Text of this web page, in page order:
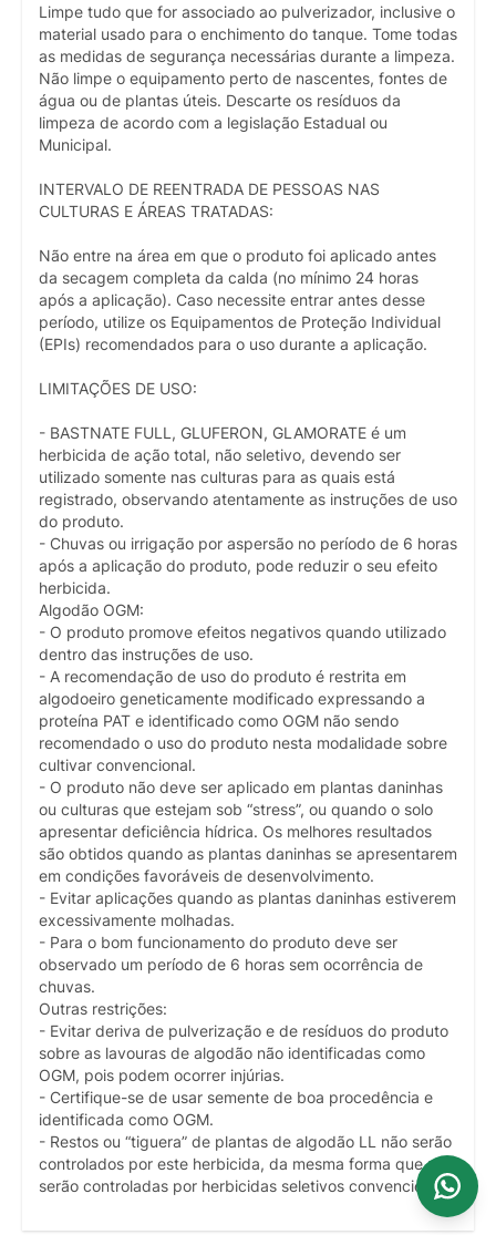
Limpe tudo que for associado ao pulverizador, inclusive o
material usado para o enchimento do tanque. Tome todas
as medidas de segurança necessárias durante a limpeza.
Não limpe o equipamento perto de nascentes, fontes de
água ou de plantas úteis. Descarte os resíduos da
limpeza de acordo com a legislação Estadual ou
Municipal.
INTERVALO DE REENTRADA DE PESSOAS NAS
CULTURAS E ÁREAS TRATADAS:
Não entre na área em que o produto foi aplicado antes
da secagem completa da calda (no mínimo 24 horas
após a aplicação). Caso necessite entrar antes desse
período, utilize os Equipamentos de Proteção Individual
(EPIs) recomendados para o uso durante a aplicação.
LIMITAÇÕES DE USO:
- BASTNATE FULL, GLUFERON, GLAMORATE é um
herbicida de ação total, não seletivo, devendo ser
utilizado somente nas culturas para as quais está
registrado, observando atentamente as instruções de uso
do produto.
- Chuvas ou irrigação por aspersão no período de 6 horas
após a aplicação do produto, pode reduzir o seu efeito
herbicida.
Algodão OGM:
- O produto promove efeitos negativos quando utilizado
dentro das instruções de uso.
- A recomendação de uso do produto é restrita em
algodoeiro geneticamente modificado expressando a
proteína PAT e identificado como OGM não sendo
recomendado o uso do produto nesta modalidade sobre
cultivar convencional.
- O produto não deve ser aplicado em plantas daninhas
ou culturas que estejam sob “stress”, ou quando o solo
apresentar deficiência hídrica. Os melhores resultados
são obtidos quando as plantas daninhas se apresentarem
em condições favoráveis de desenvolvimento.
- Evitar aplicações quando as plantas daninhas estiverem
excessivamente molhadas.
- Para o bom funcionamento do produto deve ser
observado um período de 6 horas sem ocorrência de
chuvas.
Outras restrições:
- Evitar deriva de pulverização e de resíduos do produto
sobre as lavouras de algodão não identificadas como
OGM, pois podem ocorrer injúrias.
- Certifique-se de usar semente de boa procedência e
identificada como OGM.
- Restos ou “tiguera” de plantas de algodão LL não serão
controlados por este herbicida, da mesma forma que não
serão controladas por herbicidas seletivos convencionais.